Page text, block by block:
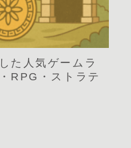
た人気ゲームラ
RPG・ストラテ